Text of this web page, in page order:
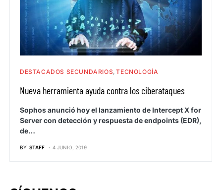
DESTACADOS SECUNDARIOS TECNOLOGÍA
Nueva herramienta ayuda contra los ciberataques
Sophos anunció hoy el lanzamiento de Intercept X for
Server con detección y respuesta de endpoints (EDR),
de…
BY STAFF 4 JUNIO, 2019